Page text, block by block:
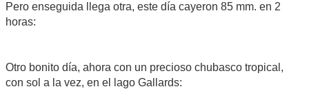
Pero enseguida llega otra, este día cayeron 85 mm. en 2
horas:
Otro bonito día, ahora con un precioso chubasco tropical,
con sol a la vez, en el lago Gallards: